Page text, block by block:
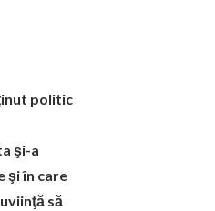
politic
şi-a
şi în care
să